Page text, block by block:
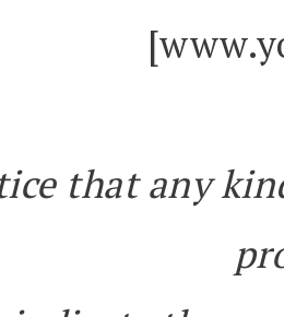
that any